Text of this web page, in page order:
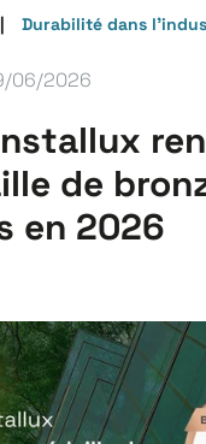
Durabilité dans
06/2026
de
en 2026